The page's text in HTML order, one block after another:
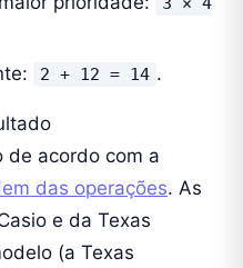
2 + 12 = 14 .
de acordo com a
das operações. As
e da Texas
(a Texas